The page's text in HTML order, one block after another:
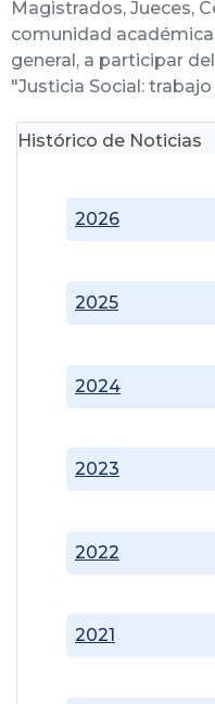
Magistrados, Jueces,
comunidad
general, a participar
"Justicia Social:
Histórico de Noticias
2021
2022
2023
2024
2025
2026